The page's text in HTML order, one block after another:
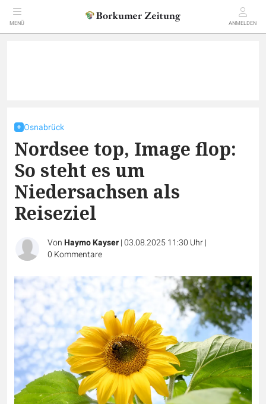
MENÜ ANMELDEN
Osnabrück
Nordsee top, Image flop:
So steht es um
Niedersachsen als
Reiseziel
VonHaymo Kayser|03.08.2025 11:30 Uhr|
0 Kommentare